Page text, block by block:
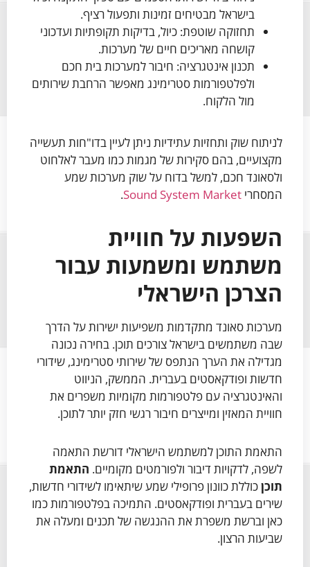
בישראל מבטיחים זמינות ותפעול רציף.
תחזוקה שוטפת: כיול, בדיקות תקופתיות ועדכוני
קושחה מאריכים חיים של מערכות.
תכנון אינטגרציה: חיבור למערכות בית חכם
ולפלטפורמות סטרימינג מאפשר הרחבת שירותים
מול הלקוח.
לניתוח שוק ותחזיות עתידיות ניתן לעיין בדו"חות תעשייה
מקצועיים, בהם סקירות של מגמות כמו מעבר לאלחוט
ולסאונד חכם, למשל בדוח על שוק מערכות שמע
המסחרי Sound System Market
.
השפעות על חוויית
משתמש ומשמעות עבור
הצרכן הישראלי
מערכות סאונד מתקדמות משפיעות ישירות על הדרך
שבה משתמשים בישראל צורכים תוכן. בחירה נכונה
מגדילה את הערך הנתפס של שירותי סטרימינג, שידורי
חדשות ופודקאסטים בעברית. הממשק, הניווט
והאינטגרציה עם פלטפורמות מקומיות משפרים את
חוויית המאזין ומייצרים חיבור רגשי חזק יותר לתוכן.
התאמת התוכן למשתמש הישראלי דורשת התאמה
לשפה, לדקויות דיבור ולפורמטים מקומיים. התאמת
תוכןכוללת כוונון פרופילי שמע שיתאימו לשידורי חדשות,
שירים בעברית ופודקאסטים. התמיכה בפלטפורמות כמו
כאן וברשת משפרת את ההנגשה של תכנים ומעלה את
שביעות הרצון.